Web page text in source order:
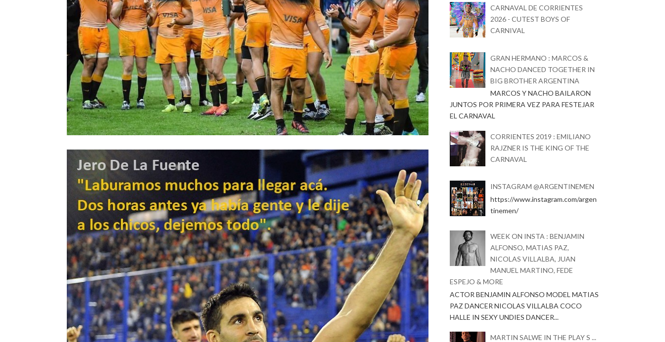
CARNAVAL DE CORRIENTES
2026 - CUTEST BOYS OF
CARNIVAL
GRAN HERMANO : MARCOS &
NACHO DANCED TOGETHER IN
BIG BROTHER ARGENTINA
MARCOS Y NACHO BAILARON
JUNTOS POR PRIMERA VEZ PARA FESTEJAR
EL CARNAVAL
CORRIENTES 2019 : EMILIANO
RAJZNER IS THE KING OF THE
CARNAVAL
INSTAGRAM @ARGENTINEMEN
https://www.instagram.com/argen
tinemen/
WEEK ON INSTA : BENJAMIN
ALFONSO, MATIAS PAZ,
NICOLAS VILLALBA, JUAN
MANUEL MARTINO, FEDE
ESPEJO & MORE
ACTOR BENJAMIN ALFONSO MODEL MATIAS
PAZ DANCER NICOLAS VILLALBA COCO
HALLE IN SEXY UNDIES DANCER...
MARTIN SALWE IN THE PLAY S ...